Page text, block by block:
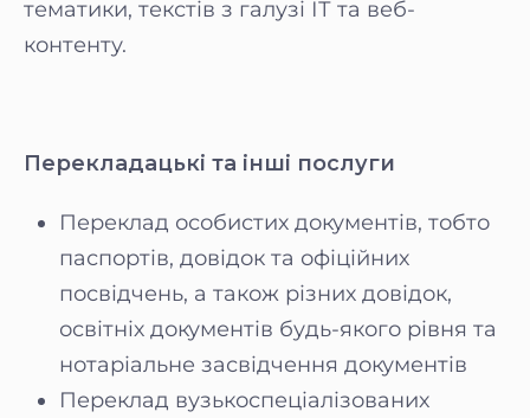
тематики, текстів з галузі ІТ та веб-
контенту.
Перекладацькі та інші послуги
Переклад особистих документів, тобто
паспортів, довідок та офіційних
посвідчень, а також різних довідок,
освітніх документів будь-якого рівня та
нотаріальне засвідчення документів
Переклад вузькоспеціалізованих